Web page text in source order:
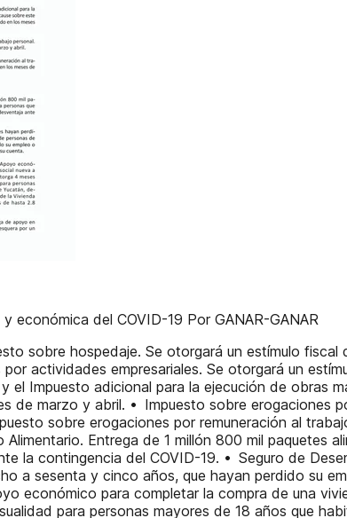
económica del COVID-19 Por GANAR-GANAR
sobre hospedaje. Se otorgará un estímulo
actividades empresariales. Se otorgará un
el Impuesto adicional para la ejecución de obras
de marzo y abril. • Impuesto sobre erogaciones
sobre erogaciones por remuneración al
Entrega de 1 millón 800 mil paquetes
la contingencia del COVID-19. • Seguro de
a sesenta y cinco años, que hayan perdido su
económico para completar la compra de una
para personas mayores de 18 años que